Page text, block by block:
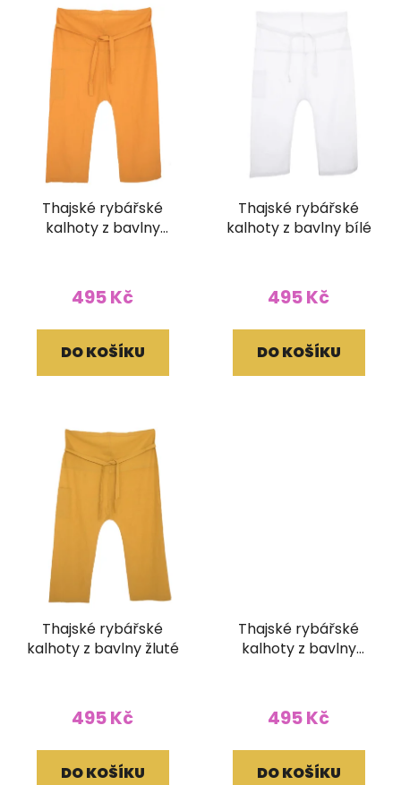
Thajské rybářské
kalhoty z bavlny
hodnocení
je
5,0
hvězdiček.
495 Kč
DO KOŠÍKU
Thajské rybářské
kalhoty z bavlny bílé
495 Kč
DO KOŠÍKU
Thajské rybářské
kalhoty z bavlny žluté
495 Kč
DO KOŠÍKU
Thajské rybářské
kalhoty z bavlny
495 Kč
DO KOŠÍKU